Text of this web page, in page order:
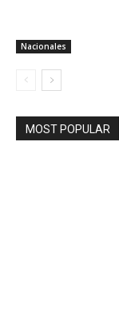
Nacionales
MOST POPULAR